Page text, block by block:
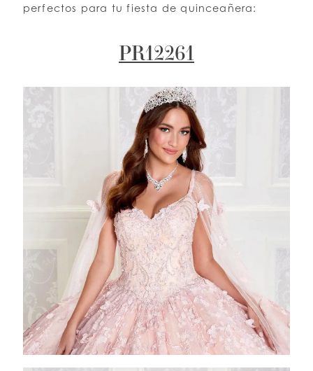
ESPAÑOL INGLES
perfectos para tu fiesta de quinceañera:
PR12261